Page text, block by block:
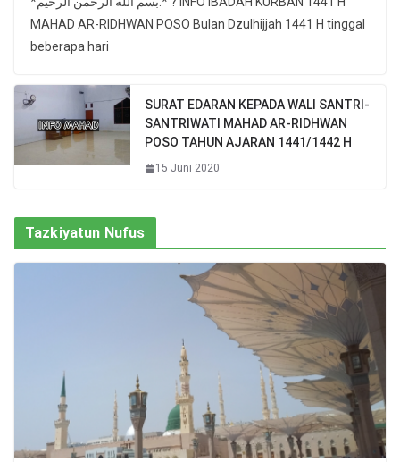
MAHAD AR-RIDHWAN POSO Bulan Dzulhijjah 1441 H tinggal
beberapa hari
SURAT EDARAN KEPADA WALI SANTRI-
SANTRIWATI MAHAD AR-RIDHWAN
POSO TAHUN AJARAN 1441/1442 H
15 Juni 2020
Tazkiyatun Nufus